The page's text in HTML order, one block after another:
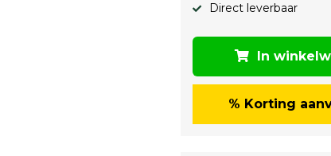
Direct leverbaar
In
% Korting